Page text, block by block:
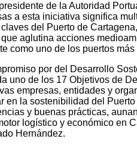
de la Autoridad
a esta iniciativa significa
del Puerto de
aglutina acciones
como uno de los puertos
por del Desarrollo
uno de los 17 Objetivos de
empresas, entidades y
en la sostenibilidad del
y buenas prácticas,
logístico y económico en
Hernández.